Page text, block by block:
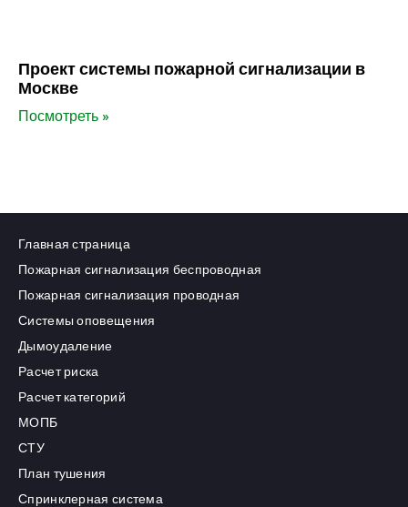
Проект системы пожарной сигнализации в
Москве
Посмотреть »
Главная страница
Пожарная сигнализация беспроводная
Пожарная сигнализация проводная
Системы оповещения
Дымоудаление
Расчет риска
Расчет категорий
МОПБ
СТУ
План тушения
Спринклерная система